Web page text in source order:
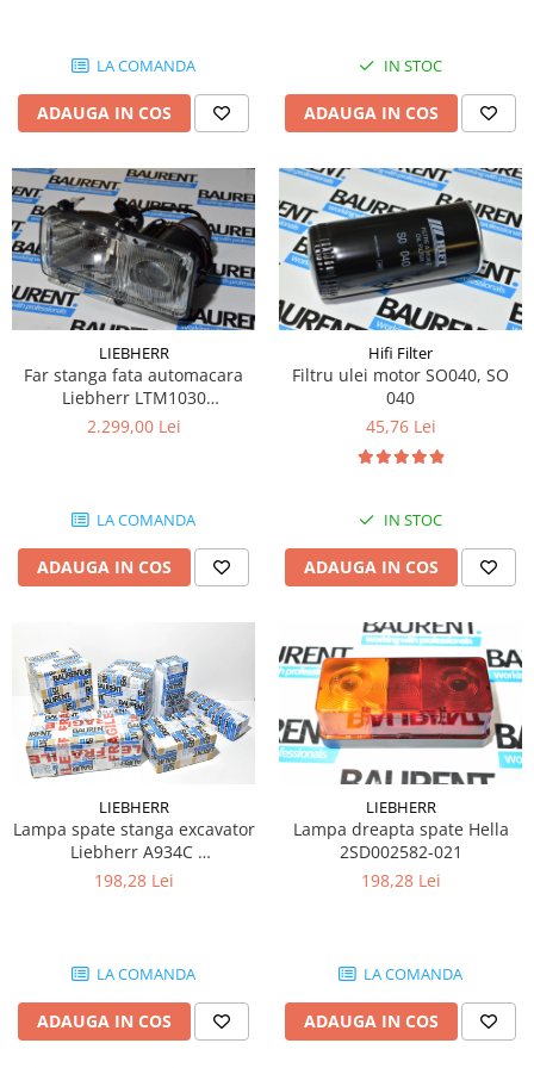
Bobina 28V
Contact 5 pozitii
Senzori de greutate
Bobina 18V
Contactor 16V
Kit reparatii contactor
Contactor 65V
Contactor 96V
Releu 230V
Relee 6V
Intrerupatoare
Perii colectoare
Lampi avertizare
Joystick-uri
Joystick Upright
Joystick Genie
Joystick JLG
Joystick Manitou
Joystick Merlo
Joystick JCB
Joystick Niftylift
Piese Macmoter
Piese Lugli
Piese Mustang
Piese Steinbock
Piese Valpadana
Piese Zettelmeyer
Piese Venieri
Piese Nissan
Piese Sullair
Piese Rigitrac
Piese Hiab Foco
Piese Artec
Piese O&K
Piese TCM
Piese Sunward
Piese Pel Job
Piese Schaffer
Piese Ransomes
Piese Rammax
Piese Nilfisk
Piese Carrier
LA COMANDA
ADAUGA IN COS
IN STOC
ADAUGA IN COS
LIEBHERR
Far stanga fata automacara
Liebherr LTM1030
1DL005600137
2.299,00 Lei
LA COMANDA
ADAUGA IN COS
Hifi Filter
Filtru ulei motor SO040, SO
040
45,76 Lei
IN STOC
ADAUGA IN COS
LIEBHERR
Lampa spate stanga excavator
Liebherr A934C ​​​​​​​
2SD002582017
198,28 Lei
LA COMANDA
ADAUGA IN COS
LIEBHERR
Lampa dreapta spate Hella
2SD002582-021
198,28 Lei
LA COMANDA
ADAUGA IN COS